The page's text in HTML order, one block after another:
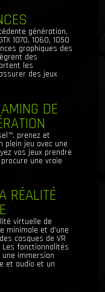
génération,
1070, 1060, 1050
graphiques des
des
les
des jeux
DE
prenez et
plein jeu avec une
vos jeux prendre
procure une vraie
RÉALITÉ
virtuelle de
minimale et d'une
casques de VR
Les fonctionnalités
immersion
et audio et un